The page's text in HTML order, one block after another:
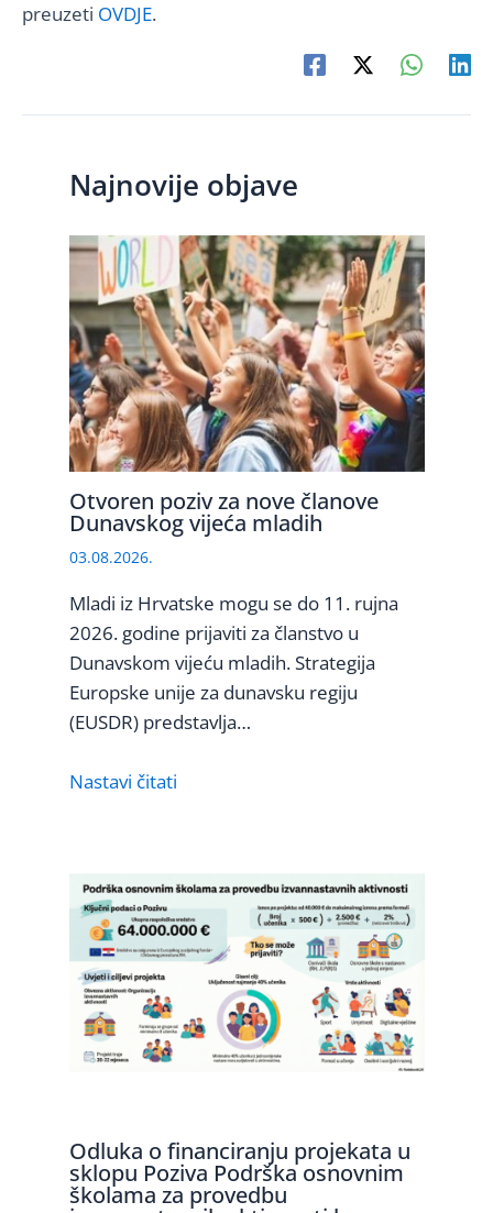
preuzeti OVDJE.
Najnovije objave
Otvoren poziv za nove članove
Dunavskog vijeća mladih
03.08.2026.
Mladi iz Hrvatske mogu se do 11. rujna
2026. godine prijaviti za članstvo u
Dunavskom vijeću mladih. Strategija
Europske unije za dunavsku regiju
(EUSDR) predstavlja…
Nastavi čitati
Odluka o financiranju projekata u
sklopu Poziva Podrška osnovnim
školama za provedbu